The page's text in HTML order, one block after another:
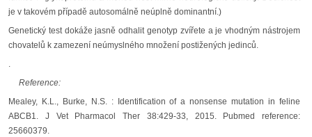
je v takovém případě autosomálně neúplně dominantní.)
Genetický test dokáže jasně odhalit genotyp zvířete a je vhodným nástrojem
chovatelů k zamezení neúmyslného množení postižených jedinců.
.
Reference:
Mealey, K.L., Burke, N.S. : Identification of a nonsense mutation in feline
ABCB1. J Vet Pharmacol Ther 38:429-33, 2015. Pubmed reference:
25660379.